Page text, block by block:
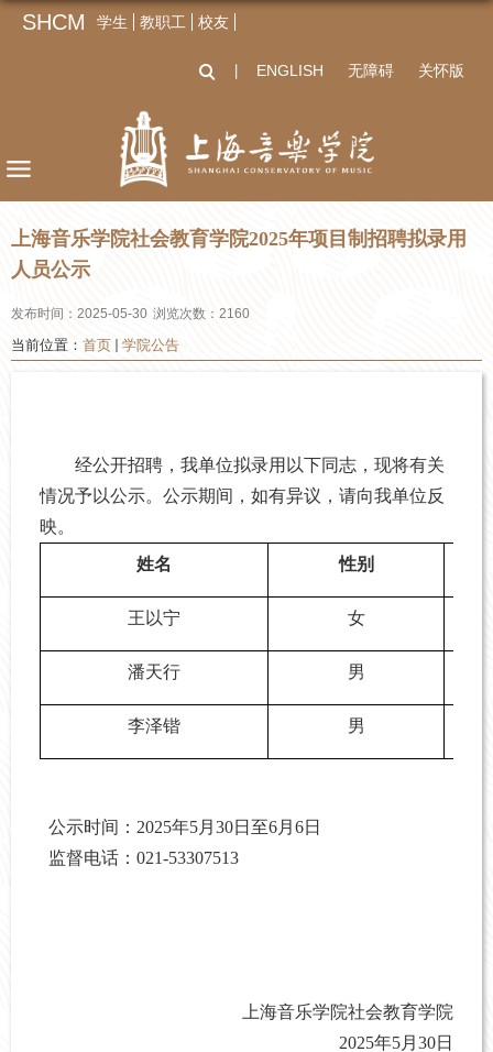
SHCM 学生 教职工 校友
ENGLISH 无障碍 关怀版
上海音乐学院社会教育学院2025年项目制招聘拟录用
人员公示
发布时间：2025-05-30 浏览次数： 2160
当前位置： 首页 学院公告
经公开招聘，我单位拟录用以下同志，现将有关
情况予以公示。公示期间，如有异议，请向我单位反
映。
姓名
性别
王以宁 女
潘天行 男
李泽锴 男
公示时间：2025年5月30日至6月6日
监督电话：021-53307513
上海音乐学院社会教育学院
2025年5月 30日